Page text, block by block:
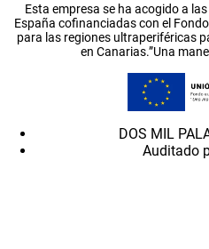
Esta empresa se ha acogido a
España cofinanciadas con el
para las regiones ultraperiféricas
en Canarias.”Una
DOS MIL
Auditado